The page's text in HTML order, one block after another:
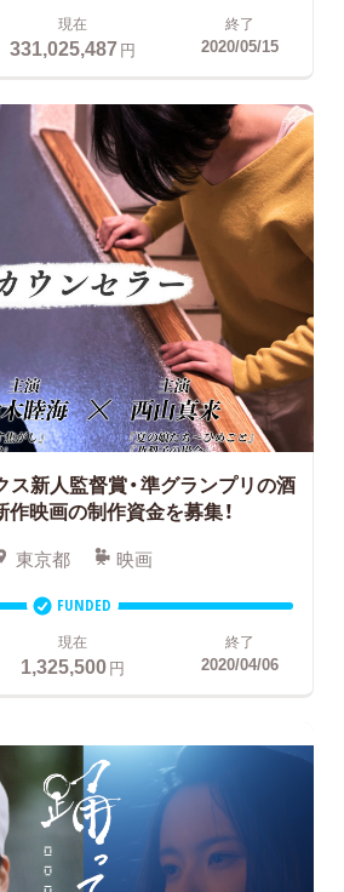
現在
331,025,487円
終了
2020/05/15
新人監督賞・準グランプリの酒
映画の制作資金を募集！
東京都 映画
FUNDED
現在
1,325,500円
終了
2020/04/06